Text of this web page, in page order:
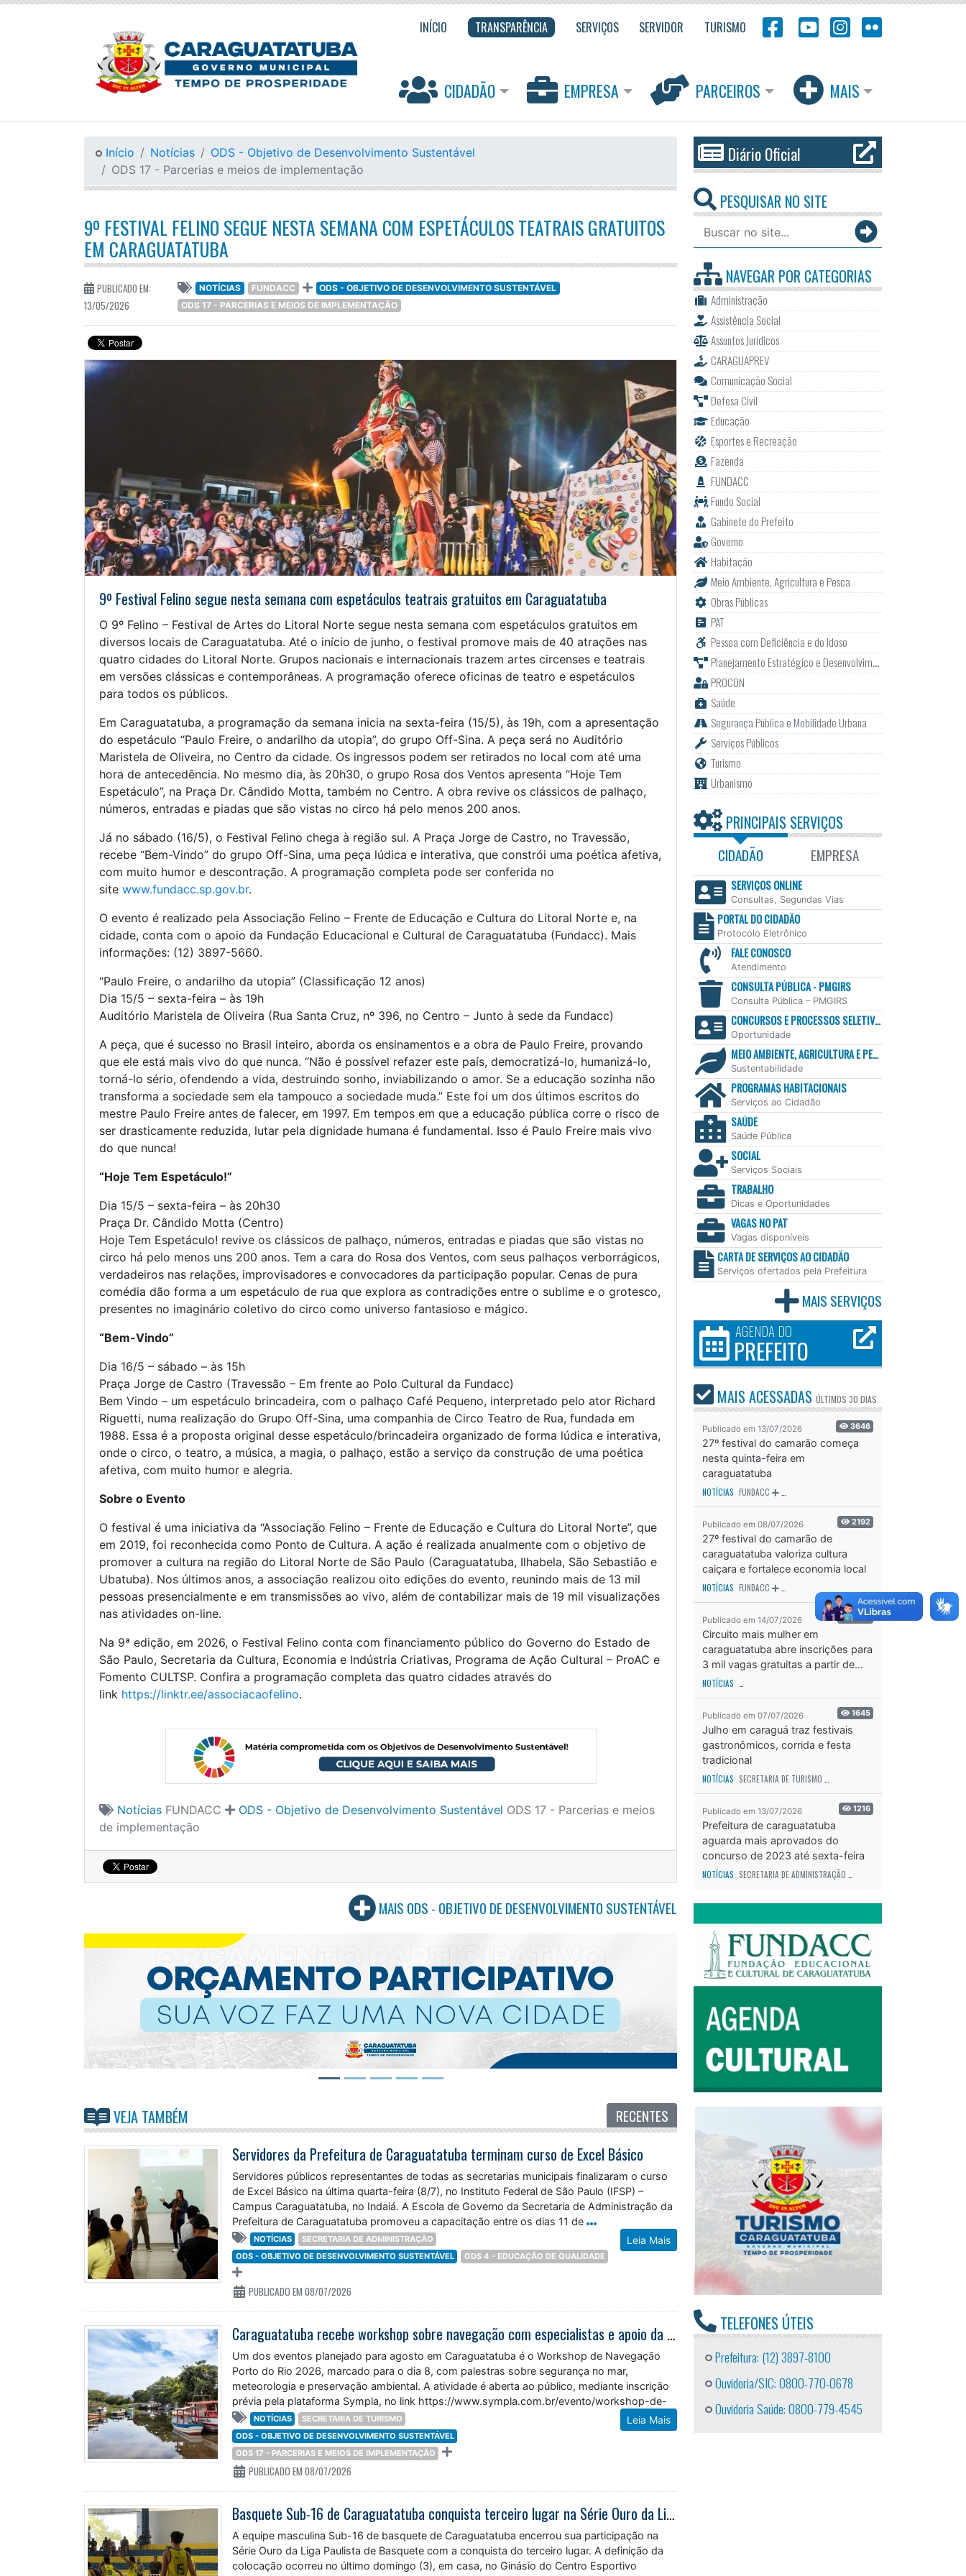
INÍCIO TRANSPARÊNCIA SERVIÇOS SERVIDOR TURISMO
CIDADÃO EMPRESA PARCEIROS MAIS
Início Notícias
ODS - Objetivo de Desenvolvimento Sustentável
ODS 17 - Parcerias e meios de implementação
9º FESTIVAL FELINO SEGUE NESTA SEMANA COM ESPETÁCULOS TEATRAIS GRATUITOS
EM CARAGUATATUBA
PUBLICADO EM:
13/05/2026
NOTÍCIAS FUNDACC
ODS - OBJETIVO DE DESENVOLVIMENTO SUSTENTÁVEL
ODS 17 - PARCERIAS E MEIOS DE IMPLEMENTAÇÃO
9º Festival Felino segue nesta semana com espetáculos teatrais gratuitos em Caraguatatuba
O 9º Felino – Festival de Artes do Litoral Norte segue nesta semana com espetáculos gratuitos em
diversos locais de Caraguatatuba. Até o início de junho, o festival promove mais de 40 atrações nas
quatro cidades do Litoral Norte. Grupos nacionais e internacionais trazem artes circenses e teatrais
em versões clássicas e contemporâneas. A programação oferece oficinas de teatro e espetáculos
para todos os públicos.
Em Caraguatatuba, a programação da semana inicia na sexta-feira (15/5), às 19h, com a apresentação
do espetáculo “Paulo Freire, o andarilho da utopia”, do grupo Off-Sina. A peça será no Auditório
Maristela de Oliveira, no Centro da cidade. Os ingressos podem ser retirados no local com até uma
hora de antecedência. No mesmo dia, às 20h30, o grupo Rosa dos Ventos apresenta “Hoje Tem
Espetáculo”, na Praça Dr. Cândido Motta, também no Centro. A obra revive os clássicos de palhaço,
números, entradas e piadas que são vistas no circo há pelo menos 200 anos.
Já no sábado (16/5), o Festival Felino chega à região sul. A Praça Jorge de Castro, no Travessão,
recebe “Bem-Vindo” do grupo Off-Sina, uma peça lúdica e interativa, que constrói uma poética afetiva,
com muito humor e descontração. A programação completa pode ser conferida no
site www.fundacc.sp.gov.br.
O evento é realizado pela Associação Felino – Frente de Educação e Cultura do Litoral Norte e, na
cidade, conta com o apoio da Fundação Educacional e Cultural de Caraguatatuba (Fundacc). Mais
informações: (12) 3897-5660.
“Paulo Freire, o andarilho da utopia” (Classificação 12 anos)
Dia 15/5 – sexta-feira – às 19h
Auditório Maristela de Oliveira (Rua Santa Cruz, nº 396, no Centro – Junto à sede da Fundacc)
A peça, que é sucesso no Brasil inteiro, aborda os ensinamentos e a obra de Paulo Freire, provando
que ele está mais vivo do que nunca. “Não é possível refazer este país, democratizá-lo, humanizá-lo,
torná-lo sério, ofendendo a vida, destruindo sonho, inviabilizando o amor. Se a educação sozinha não
transforma a sociedade sem ela tampouco a sociedade muda.” Este foi um dos últimos escritos do
mestre Paulo Freire antes de falecer, em 1997. Em tempos em que a educação pública corre o risco de
ser drasticamente reduzida, lutar pela dignidade humana é fundamental. Isso é Paulo Freire mais vivo
do que nunca!
“Hoje Tem Espetáculo!”
Dia 15/5 – sexta-feira – às 20h30
Praça Dr. Cândido Motta (Centro)
Hoje Tem Espetáculo! revive os clássicos de palhaço, números, entradas e piadas que são vistas no
circo há pelo menos uns 200 anos. Tem a cara do Rosa dos Ventos, com seus palhaços verborrágicos,
verdadeiros nas relações, improvisadores e convocadores da participação popular. Cenas de pura
comédia dão forma a um espetáculo de rua que explora as contradições entre o sublime e o grotesco,
presentes no imaginário coletivo do circo como universo fantasioso e mágico.
“Bem-Vindo”
Dia 16/5 – sábado – às 15h
Praça Jorge de Castro (Travessão – Em frente ao Polo Cultural da Fundacc)
Bem Vindo – um espetáculo brincadeira, com o palhaço Café Pequeno, interpretado pelo ator Richard
Riguetti, numa realização do Grupo Off-Sina, uma companhia de Circo Teatro de Rua, fundada em
1988. Essa é a proposta original desse espetáculo/brincadeira organizado de forma lúdica e interativa,
onde o circo, o teatro, a música, a magia, o palhaço, estão a serviço da construção de uma poética
afetiva, com muito humor e alegria.
Sobre o Evento
O festival é uma iniciativa da “Associação Felino – Frente de Educação e Cultura do Litoral Norte”, que
em 2019, foi reconhecida como Ponto de Cultura. A ação é realizada anualmente com o objetivo de
promover a cultura na região do Litoral Norte de São Paulo (Caraguatatuba, Ilhabela, São Sebastião e
Ubatuba). Nos últimos anos, a associação realizou oito edições do evento, reunindo mais de 13 mil
pessoas presencialmente e em transmissões ao vivo, além de contabilizar mais de 19 mil visualizações
nas atividades on-line.
Na 9ª edição, em 2026, o Festival Felino conta com financiamento público do Governo do Estado de
São Paulo, Secretaria da Cultura, Economia e Indústria Criativas, Programa de Ação Cultural – ProAC e
Fomento CULTSP. Confira a programação completa das quatro cidades através do
link https://linktr.ee/associacaofelino.
Notícias FUNDACC ODS - Objetivo de Desenvolvimento Sustentável ODS 17 - Parcerias e meios
de implementação
MAIS ODS - OBJETIVO DE DESENVOLVIMENTO SUSTENTÁVEL
VEJA TAMBÉM RECENTES
Servidores da Prefeitura de Caraguatatuba terminam curso de Excel Básico
Servidores públicos representantes de todas as secretarias municipais finalizaram o curso
de Excel Básico na última quarta-feira (8/7), no Instituto Federal de São Paulo (IFSP) –
Campus Caraguatatuba, no Indaiá. A Escola de Governo da Secretaria de Administração da
Prefeitura de Caraguatatuba promoveu a capacitação entre os dias 11 de
Leia Mais
NOTÍCIAS
SECRETARIA DE ADMINISTRAÇÃO
ODS - OBJETIVO DE DESENVOLVIMENTO SUSTENTÁVEL
ODS 4 - EDUCAÇÃO DE QUALIDADE
PUBLICADO EM 08/07/2026
Um dos eventos planejado para agosto em Caraguatatuba é o Workshop de Navegação
Porto do Rio 2026, marcado para o dia 8, com palestras sobre segurança no mar,
meteorologia e preservação ambiental. A atividade é aberta ao público, mediante inscrição
prévia pela plataforma Sympla, no link https://www.sympla.com.br/evento/workshop-de-
navegacao/3483921. As vagas são
Leia Mais
NOTÍCIAS
SECRETARIA DE TURISMO
ODS - OBJETIVO DE DESENVOLVIMENTO SUSTENTÁVEL
ODS 17 - PARCERIAS E MEIOS DE IMPLEMENTAÇÃO
PUBLICADO EM 08/07/2026
A equipe masculina Sub-16 de basquete de Caraguatatuba encerrou sua participação na
Série Ouro da Liga Paulista de Basquete com a conquista do terceiro lugar. A definição da
colocação ocorreu no último domingo (3), em casa, no Ginásio do Centro Esportivo
Diário Oficial
PESQUISAR NO SITE
NAVEGAR PORCATEGORIAS
Administração
Assistência Social
Assuntos Jurídicos
CARAGUAPREV
Comunicação Social
Defesa Civil
Educação
Esportes e Recreação
Fazenda
FUNDACC
Fundo Social
Gabinete do Prefeito
Governo
Habitação
Meio Ambiente, Agricultura e Pesca
Obras Públicas
PAT
Pessoa com Deficiência e do Idoso
Planejamento Estratégico e Desenvolvimento
PROCON
Saúde
Segurança Pública e Mobilidade Urbana
Serviços Públicos
Turismo
Urbanismo
PRINCIPAIS SERVIÇOS
CIDADÃO EMPRESA
SERVIÇOS ONLINE
Consultas, Segundas Vias
PORTAL DO CIDADÃO
Protocolo Eletrônico
FALE CONOSCO
Atendimento
CONSULTA PÚBLICA - PMGIRS
Consulta Pública – PMGIRS
CONCURSOS E PROCESSOS SELETIVOS
Oportunidade
MEIO AMBIENTE, AGRICULTURA E PESCA
Sustentabilidade
PROGRAMAS HABITACIONAIS
Serviços ao Cidadão
SAÚDE
Saúde Pública
SOCIAL
Serviços Sociais
TRABALHO
Dicas e Oportunidades
VAGAS NO PAT
Vagas disponíveis
CARTA DE SERVIÇOS AO CIDADÃO
Serviços ofertados pela Prefeitura
MAIS SERVIÇOS
AGENDA DO
PREFEITO
MAIS ACESSADAS ÚLTIMOS 30 DIAS
Publicado em 13/07/2026 3646
27º festival do camarão começa
nesta quinta-feira em
caraguatatuba
NOTÍCIAS FUNDACC
Publicado em 08/07/2026 2192
27º festival do camarão de
caraguatatuba valoriza cultura
caiçara e fortalece economia local
NOTÍCIAS FUNDACC
Publicado em 14/07/2026 2125
Circuito mais mulher em
caraguatatuba abre inscrições para
3 mil vagas gratuitas a partir de...
NOTÍCIAS
Publicado em 07/07/2026 1645
Julho em caraguá traz festivais
gastronômicos, corrida e festa
tradicional
NOTÍCIAS SECRETARIA DE TURISMO
Publicado em 13/07/2026 1216
Prefeitura de caraguatatuba
aguarda mais aprovados do
concurso de 2023 até sexta-feira
(17)
NOTÍCIAS SECRETARIA DE ADMINISTRAÇÃO
TELEFONES ÚTEIS
Prefeitura: (12) 3897-8100
Ouvidoria/SIC: 0800-770-0678
Ouvidoria Saúde: 0800-779-4545